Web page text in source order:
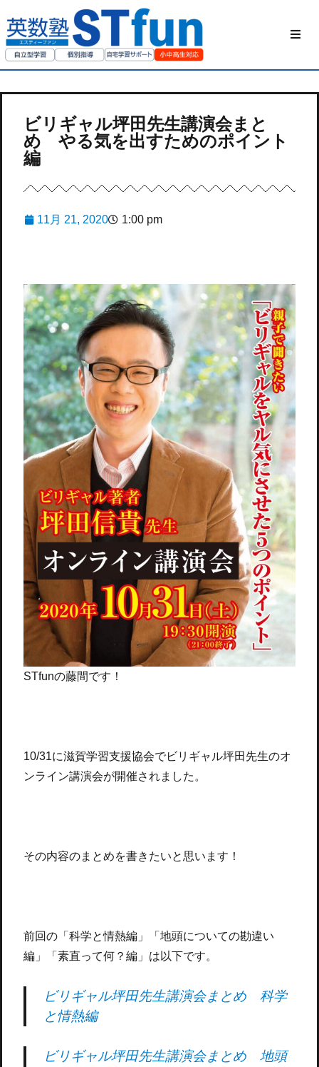
HOME
私たちについて
ご家庭の方へ
ビリギャル坪田先生講演会まと
め やる気を出すためのポイント
編
11月 21, 2020 1:00 pm
STfunの藤間です！
10/31に滋賀学習支援協会でビリギャル坪田先生のオ
ンライン講演会が開催されました。
その内容のまとめを書きたいと思います！
前回の「科学と情熱編」「地頭についての勘違い
編」「素直って何？編」は以下です。
ビリギャル坪田先生講演会まとめ 科学
と情熱編
ビリギャル坪田先生講演会まとめ 地頭